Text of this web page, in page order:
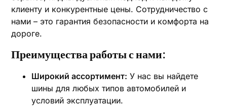
клиенту и конкурентные цены. Сотрудничество с
нами – это гарантия безопасности и комфорта на
дороге.
Преимущества работы с нами:
Широкий ассортимент: У нас вы найдете
шины для любых типов автомобилей и
условий эксплуатации.